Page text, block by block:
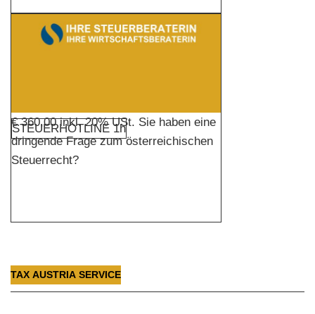
STEUERHOTLINE 1h
€ 360,00 inkl. 20% USt. Sie haben eine
dringende Frage zum österreichischen
Steuerrecht?
TAX AUSTRIA SERVICE